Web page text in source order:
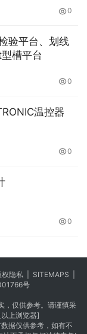
整，轻松应对属
深圳、北京、上
所有21地级市，
外包解决方案。
操作各项服务，
作，我司将竭诚
0
验平台、划线
槽平台
0
温控器
0
0
权隐私| SITEMAPS
号
，仅供参考。请谨慎采
上浏览器]
据仅供参考，如有不